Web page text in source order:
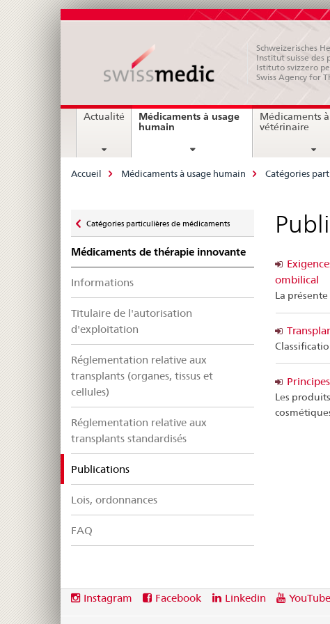
Schweizerisches
Institut suisse des
Istituto svizzero
Swiss Agency for
Navigation
Actualité
Médicaments à usage
humain
Médicaments
vétérinaire
Breadcrumb
Accueil Médicaments à usage humain Catégories
zu
Catégories particulières de médicaments
Médicaments de thérapie innovante
Informations
Titulaire de l'autorisation
d'exploitation
Réglementation relative aux
transplants (organes, tissus et
cellules)
Réglementation relative aux
transplants standardisés
Publicationsselected
Lois, ordonnances
FAQ
ombilical
La
Les
Footer
SocialInstagram Facebook Linkedin YouTube